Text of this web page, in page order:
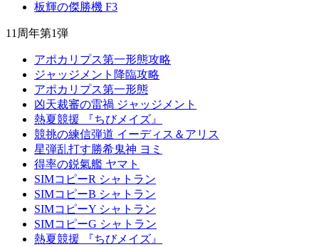
板輝の傑勝機 F3
11周年第1弾
アポカリプス第一形態攻略
ジャッジメント降臨攻略
アポカリプス第一形態
凶天裁審の雷禍 ジャッジメント
熱夏競援 『ちびメイズ』
競挑の練信弾道 イーディス＆アリス
星弾乱打す勝希鬼神 ヨミ
得率の鋭氣艦 ヤマト
SIMコピーR シャトラン
SIMコピーB シャトラン
SIMコピーY シャトラン
SIMコピーG シャトラン
熱夏競援 『ちびメイズ』